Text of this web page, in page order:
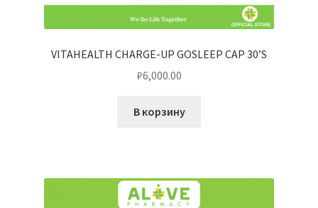
VITAHEALTH CHARGE-UP GOSLEEP CAP 30’S
₽6,000.00
В корзину